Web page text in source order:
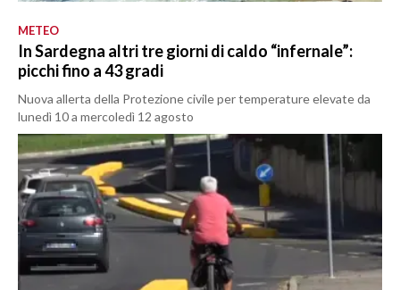
METEO
In Sardegna altri tre giorni di caldo “infernale”:
picchi fino a 43 gradi
Nuova allerta della Protezione civile per temperature elevate da
lunedì 10 a mercoledì 12 agosto